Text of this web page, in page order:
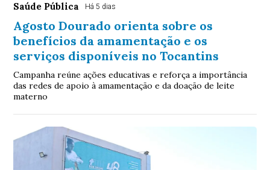
Saúde Pública Há 5 dias
Agosto Dourado orienta sobre os
benefícios da amamentação e os
serviços disponíveis no Tocantins
Campanha reúne ações educativas e reforça a importância
das redes de apoio à amamentação e da doação de leite
materno